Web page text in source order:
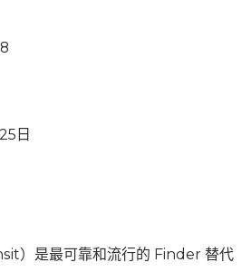
日
）是最可靠和流行的 Finder 替代